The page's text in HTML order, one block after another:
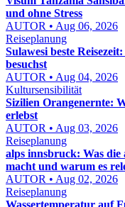
und ohne Stress
AUTOR • Aug 06, 2026
Reiseplanung
Sulawesi beste
besuchst
AUTOR • Aug 04, 2026
Kultursensibilität
Sizilien Orangenernte:
erlebst
AUTOR • Aug 03, 2026
Reiseplanung
alps innsbruck: Was
macht und warum es
AUTOR • Aug 02, 2026
Reiseplanung
Wassertemperatur auf